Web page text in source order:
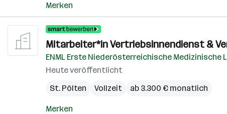
Merken
Mitarbeiter*in Vertriebsinnendienst &
ENML Erste Niederösterreichische Medizinische
Heute veröffentlicht
St. Pölten
Vollzeit ab 3.300 € monatlich
Merken